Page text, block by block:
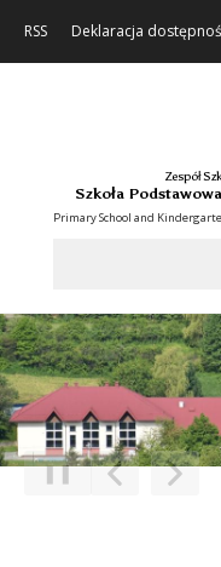
RSS Deklaracja
Zespół
Szkoła
Primary School and
Poprzedni
❚❚